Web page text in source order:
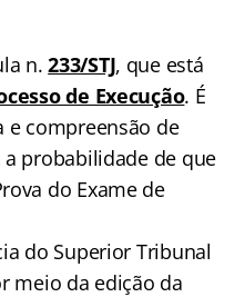
n.233/STJ, que está
de Execução. É
compreensão de
probabilidade de que
do Exame de
do Superior Tribunal
meio da edição da